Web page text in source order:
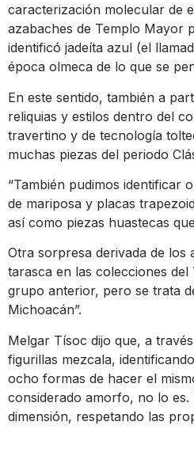
caracterización molecular de
azabaches de Templo Mayor
identificó jadeíta azul (el
época olmeca de lo que se
En este sentido, también a
reliquias y estilos dentro del
travertino y de tecnología
muchas piezas del periodo
“También pudimos identificar
de mariposa y placas
así como piezas huastecas
Otra sorpresa derivada de los
tarasca en las colecciones
grupo anterior, pero se trata
Michoacán”.
Melgar Tísoc dijo que, a
figurillas mezcala,
ocho formas de hacer el
considerado amorfo, no lo es.
dimensión, respetando las